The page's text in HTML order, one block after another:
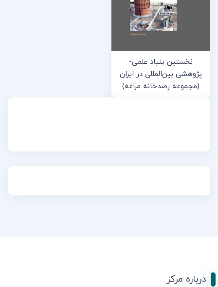
نخستین بنیاد علمی-
پژوهشی بین‌المللی در ایران
(مجموعه رصدخانه مراغه)
درباره مرکز